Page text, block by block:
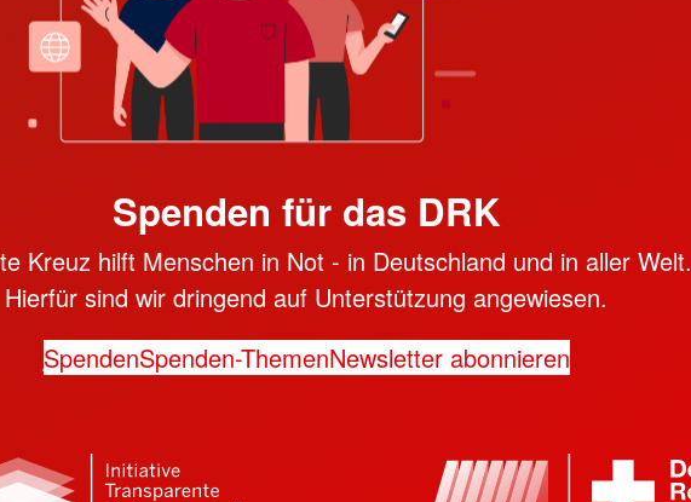
Spenden für das DRK
Kreuz hilft Menschen in Not - in Deutschland und in aller Welt.
Hierfür sind wir dringend auf Unterstützung angewiesen.
SpendenSpenden-ThemenNewsletter abonnieren